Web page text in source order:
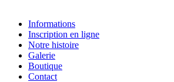
Informations
Inscription en ligne
Notre histoire
Galerie
Boutique
Contact